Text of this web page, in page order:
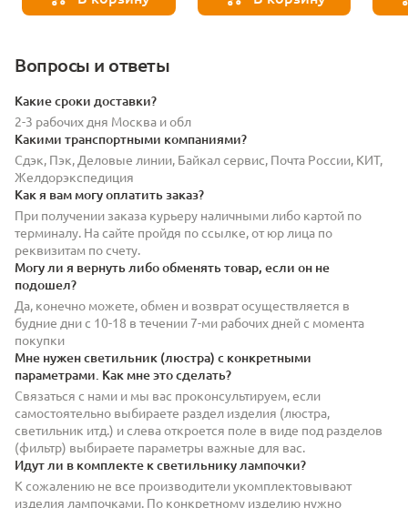
Вопросы и ответы
Какие сроки доставки?
2-3 рабочих дня Москва и обл
Какими транспортными компаниями?
Сдэк, Пэк, Деловые линии, Байкал сервис, Почта России, КИТ,
Желдорэкспедиция
Как я вам могу оплатить заказ?
При получении заказа курьеру наличными либо картой по
терминалу. На сайте пройдя по ссылке, от юр лица по
реквизитам по счету.
Могу ли я вернуть либо обменять товар, если он не
подошел?
Да, конечно можете, обмен и возврат осуществляется в
будние дни с 10-18 в течении 7-ми рабочих дней с момента
покупки
Мне нужен светильник (люстра) с конкретными
параметрами. Как мне это сделать?
Связаться с нами и мы вас проконсультируем, если
самостоятельно выбираете раздел изделия (люстра,
светильник итд.) и слева откроется поле в виде под разделов
(фильтр) выбираете параметры важные для вас.
Идут ли в комплекте к светильнику лампочки?
К сожалению не все производители укомплектовывают
изделия лампочками. По конкретному изделию нужно